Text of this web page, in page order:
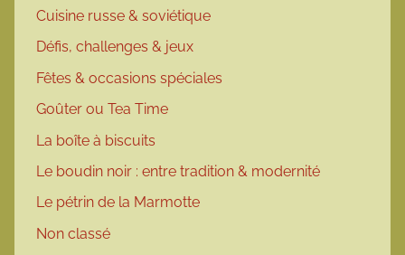
Cuisine russe & soviétique
Défis, challenges & jeux
Fêtes & occasions spéciales
Goûter ou Tea Time
La boîte à biscuits
Le boudin noir : entre tradition & modernité
Le pétrin de la Marmotte
Non classé